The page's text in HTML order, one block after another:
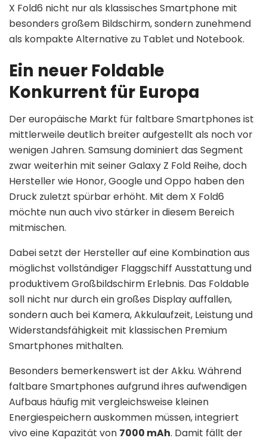
X Fold6 nicht nur als klassisches Smartphone mit
besonders großem Bildschirm, sondern zunehmend
als kompakte Alternative zu Tablet und Notebook.
Ein neuer Foldable
Konkurrent für Europa
Der europäische Markt für faltbare Smartphones ist
mittlerweile deutlich breiter aufgestellt als noch vor
wenigen Jahren. Samsung dominiert das Segment
zwar weiterhin mit seiner Galaxy Z Fold Reihe, doch
Hersteller wie Honor, Google und Oppo haben den
Druck zuletzt spürbar erhöht. Mit dem X Fold6
möchte nun auch vivo stärker in diesem Bereich
mitmischen.
Dabei setzt der Hersteller auf eine Kombination aus
möglichst vollständiger Flaggschiff Ausstattung und
produktivem Großbildschirm Erlebnis. Das Foldable
soll nicht nur durch ein großes Display auffallen,
sondern auch bei Kamera, Akkulaufzeit, Leistung und
Widerstandsfähigkeit mit klassischen Premium
Smartphones mithalten.
Besonders bemerkenswert ist der Akku. Während
faltbare Smartphones aufgrund ihres aufwendigen
Aufbaus häufig mit vergleichsweise kleinen
Energiespeichern auskommen müssen, integriert
vivo eine Kapazität von 7000 mAh. Damit fällt der